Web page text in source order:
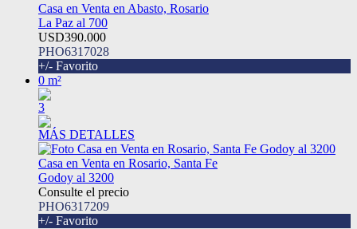
Casa en Venta en Abasto, Rosario
La Paz al 700
USD390.000
PHO6317028
+/- Favorito
0 m²
3
MÁS DETALLES
Casa en Venta en Rosario, Santa Fe
Godoy al 3200
Consulte el precio
PHO6317209
+/- Favorito